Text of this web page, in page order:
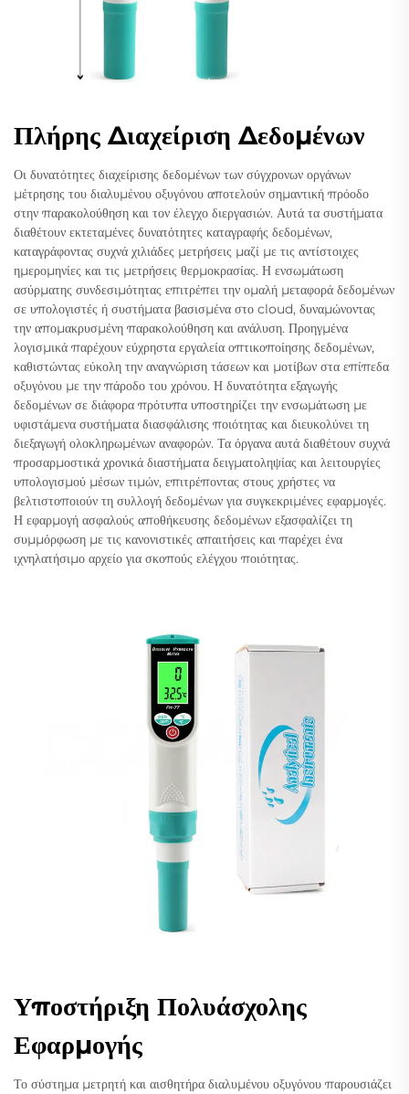
Πλήρης Διαχείριση Δεδομένων
Οι δυνατότητες διαχείρισης δεδομένων των σύγχρονων οργάνων
μέτρησης του διαλυμένου οξυγόνου αποτελούν σημαντική πρόοδο
στην παρακολούθηση και τον έλεγχο διεργασιών. Αυτά τα συστήματα
διαθέτουν εκτεταμένες δυνατότητες καταγραφής δεδομένων,
καταγράφοντας συχνά χιλιάδες μετρήσεις μαζί με τις αντίστοιχες
ημερομηνίες και τις μετρήσεις θερμοκρασίας. Η ενσωμάτωση
ασύρματης συνδεσιμότητας επιτρέπει την ομαλή μεταφορά δεδομένων
σε υπολογιστές ή συστήματα βασισμένα στο cloud, δυναμώνοντας
την απομακρυσμένη παρακολούθηση και ανάλυση. Προηγμένα
λογισμικά παρέχουν εύχρηστα εργαλεία οπτικοποίησης δεδομένων,
καθιστώντας εύκολη την αναγνώριση τάσεων και μοτίβων στα επίπεδα
οξυγόνου με την πάροδο του χρόνου. Η δυνατότητα εξαγωγής
δεδομένων σε διάφορα πρότυπα υποστηρίζει την ενσωμάτωση με
υφιστάμενα συστήματα διασφάλισης ποιότητας και διευκολύνει τη
διεξαγωγή ολοκληρωμένων αναφορών. Τα όργανα αυτά διαθέτουν συχνά
προσαρμοστικά χρονικά διαστήματα δειγματοληψίας και λειτουργίες
υπολογισμού μέσων τιμών, επιτρέποντας στους χρήστες να
βελτιστοποιούν τη συλλογή δεδομένων για συγκεκριμένες εφαρμογές.
Η εφαρμογή ασφαλούς αποθήκευσης δεδομένων εξασφαλίζει τη
συμμόρφωση με τις κανονιστικές απαιτήσεις και παρέχει ένα
ιχνηλατήσιμο αρχείο για σκοπούς ελέγχου ποιότητας.
Υποστήριξη Πολυάσχολης
Εφαρμογής
Το σύστημα μετρητή και αισθητήρα διαλυμένου οξυγόνου παρουσιάζει